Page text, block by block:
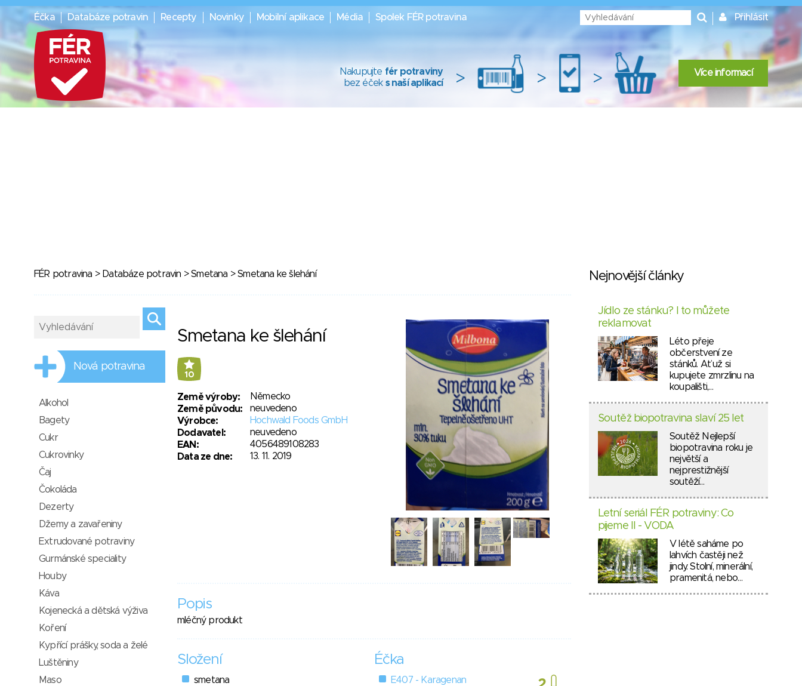
Éčka Databáze potravin Recepty Novinky Mobilní aplikace Média Spolek FÉR potravina Přihlásit
Nakupujte fér potraviny
bez éček s naší aplikací > > > Více informací
FÉR potravina > Databáze potravin >Smetana > Smetana ke šlehání
Smetana ke šlehání
10
Země výroby:
Německo
Země původu:
neuvedeno
Výrobce:
Hochwald Foods GmbH
Dodavatel:
neuvedeno
EAN:
4056489108283
Data ze dne:
13. 11. 2019
Popis
mléčný produkt
Složení
smetana
Éčka
E407 - Karagenan
Nová potravina
Alkohol
Bagety
Cukr
Cukrovinky
Čaj
Čokoláda
Dezerty
Džemy a zavařeniny
Extrudované potraviny
Gurmánské speciality
Houby
Káva
Kojenecká a dětská výživa
Koření
Kypřící prášky, soda a želé
Luštěniny
Maso
Nejnovější články
Jídlo ze stánku? I to můžete
reklamovat
Léto přeje
občerstvení ze
stánků. Ať už si
kupujete zmrzlinu na
koupališti,…
Soutěž biopotravina slaví 25 let
Soutěž Nejlepší
biopotravina roku je
největší a
nejprestižnější
soutěží…
Letní seriál FÉR potraviny: Co
pijeme II - VODA
V létě saháme po
lahvích častěji než
jindy. Stolní, minerální,
pramenitá, nebo…